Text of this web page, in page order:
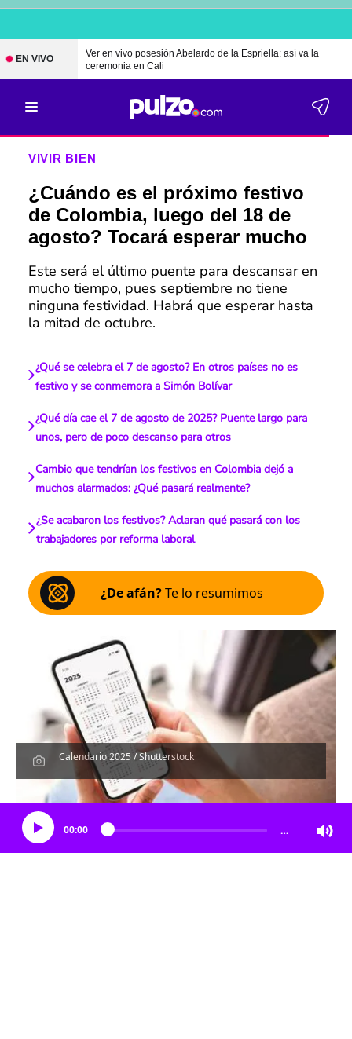
EN VIVO
Ver en vivo posesión Abelardo de la Espriella: así va la
ceremonia en Cali
VIVIR BIEN
¿Cuándo es el próximo festivo
de Colombia, luego del 18 de
agosto? Tocará esperar mucho
Este será el último puente para descansar en
mucho tiempo, pues septiembre no tiene
ninguna festividad. Habrá que esperar hasta
la mitad de octubre.
¿Qué se celebra el 7 de agosto? En otros países no es
festivo y se conmemora a Simón Bolívar
¿Qué día cae el 7 de agosto de 2025? Puente largo para
unos, pero de poco descanso para otros
Cambio que tendrían los festivos en Colombia dejó a
muchos alarmados: ¿Qué pasará realmente?
¿Se acabaron los festivos? Aclaran qué pasará con los
trabajadores por reforma laboral
¿De afán?Te lo resumimos
Calendario 2025 / Shutterstock
Escucha el artículo
00:00 …